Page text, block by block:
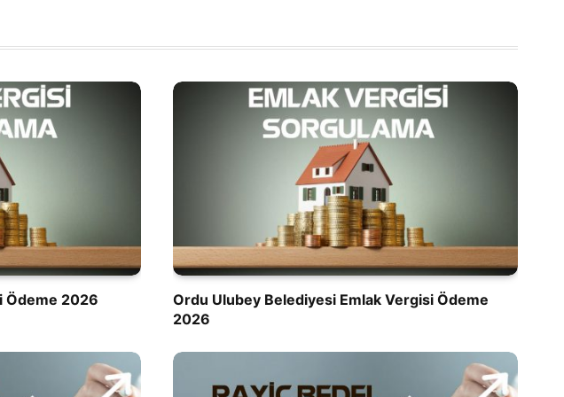
Ödeme 2026
Ordu Ulubey Belediyesi Emlak Vergisi Ödeme
2026